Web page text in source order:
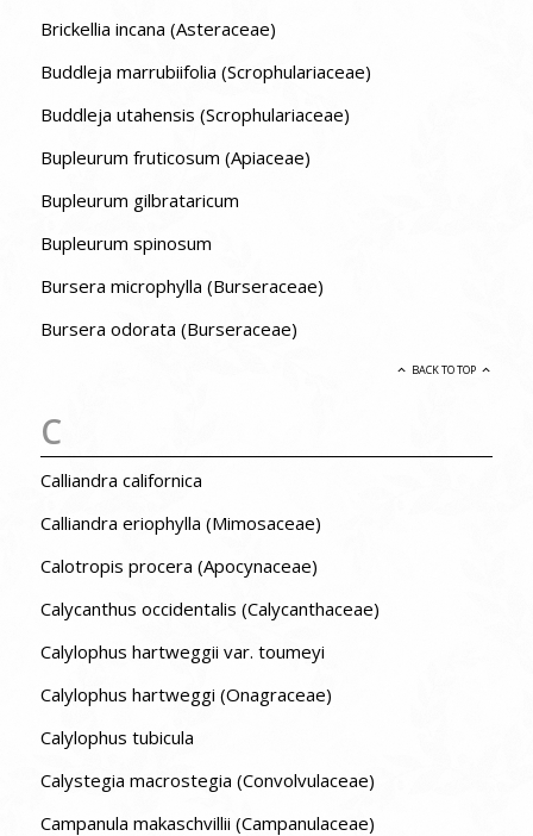
Brickellia incana (Asteraceae)
Buddleja marrubiifolia (Scrophulariaceae)
Buddleja utahensis (Scrophulariaceae)
Bupleurum fruticosum (Apiaceae)
Bupleurum gilbrataricum
Bupleurum spinosum
Bursera microphylla (Burseraceae)
Bursera odorata (Burseraceae)
BACK TO TOP
C
Calliandra californica
Calliandra eriophylla (Mimosaceae)
Calotropis procera (Apocynaceae)
Calycanthus occidentalis (Calycanthaceae)
Calylophus hartweggii var. toumeyi
Calylophus hartweggi (Onagraceae)
Calylophus tubicula
Calystegia macrostegia (Convolvulaceae)
Campanula makaschvillii (Campanulaceae)